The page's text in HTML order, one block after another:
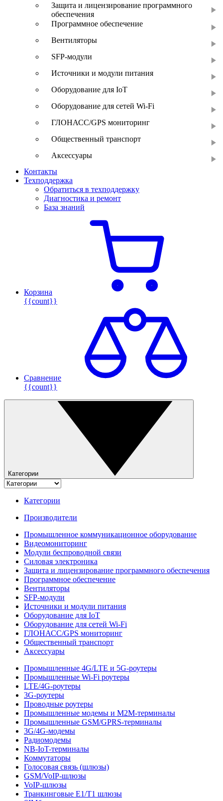
Защита и лицензирование программного
обеспечения
Программное обеспечение
Вентиляторы
SFP-модули
Источники и модули питания
Оборудование для IoT
Оборудование для сетей Wi-Fi
ГЛОНАСС/GPS мониторинг
Общественный транспорт
Аксессуары
Контакты
Техподдержка
Обратиться в техподдержку
Диагностика и ремонт
База знаний
Корзина
{{count}}
Сравнение
{{count}}
Категории
Категории
Производители
Промышленное коммуникационное оборудование
Видеомониторинг
Модули беспроводной связи
Силовая электроника
Защита и лицензирование программного обеспечения
Программное обеспечение
Вентиляторы
SFP-модули
Источники и модули питания
Оборудование для IoT
Оборудование для сетей Wi-Fi
ГЛОНАСС/GPS мониторинг
Общественный транспорт
Аксессуары
Промышленные 4G/LTE и 5G-роутеры
Промышленные Wi-Fi роутеры
LTE/4G-роутеры
3G-роутеры
Проводные роутеры
Промышленные модемы и M2M-терминалы
Промышленные GSM/GPRS-терминалы
3G/4G-модемы
Радиомодемы
NB-IoT-терминалы
Коммутаторы
Голосовая связь (шлюзы)
GSM/VoIP-шлюзы
VoIP-шлюзы
Транкинговые E1/T1 шлюзы